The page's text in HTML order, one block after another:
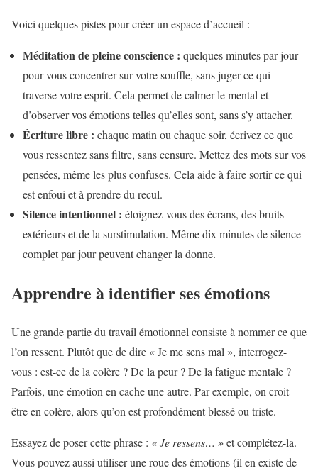
Voici quelques pistes pour créer un espace d’accueil :
Méditation de pleine conscience : quelques minutes par jour
pour vous concentrer sur votre souffle, sans juger ce qui
traverse votre esprit. Cela permet de calmer le mental et
d’observer vos émotions telles qu’elles sont, sans s’y attacher.
Écriture libre : chaque matin ou chaque soir, écrivez ce que
vous ressentez sans filtre, sans censure. Mettez des mots sur vos
pensées, même les plus confuses. Cela aide à faire sortir ce qui
est enfoui et à prendre du recul.
Silence intentionnel : éloignez-vous des écrans, des bruits
extérieurs et de la surstimulation. Même dix minutes de silence
complet par jour peuvent changer la donne.
Apprendre à identifier ses émotions
Une grande partie du travail émotionnel consiste à nommer ce que
l’on ressent. Plutôt que de dire « Je me sens mal », interrogez-
vous : est-ce de la colère ? De la peur ? De la fatigue mentale ?
Parfois, une émotion en cache une autre. Par exemple, on croit
être en colère, alors qu’on est profondément blessé ou triste.
Essayez de poser cette phrase : « Je ressens… »et complétez-la.
Vous pouvez aussi utiliser une roue des émotions (il en existe de